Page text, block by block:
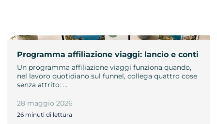
Programma affiliazione viaggi: lancio e conti
Un programma affiliazione viaggi funziona quando,
nel lavoro quotidiano sul funnel, collega quattro cose
senza attrito: …
28 maggio 2026
26 minuti di lettura